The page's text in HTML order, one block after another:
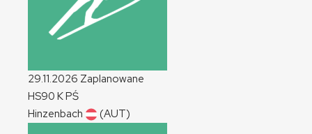
29.11.2026 Zaplanowane
HS90 KPŚ
Hinzenbach
(AUT)